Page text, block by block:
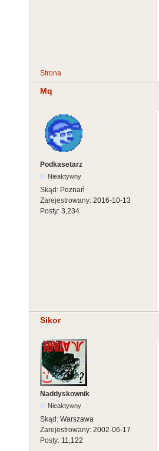
Strona
Mq
Podkasetarz
Nieaktywny
Skąd: Poznań
Zarejestrowany: 2016-10-13
Posty: 3,234
Sikor
Naddyskownik
Nieaktywny
Skąd: Warszawa
Zarejestrowany: 2002-06-17
Posty: 11,122